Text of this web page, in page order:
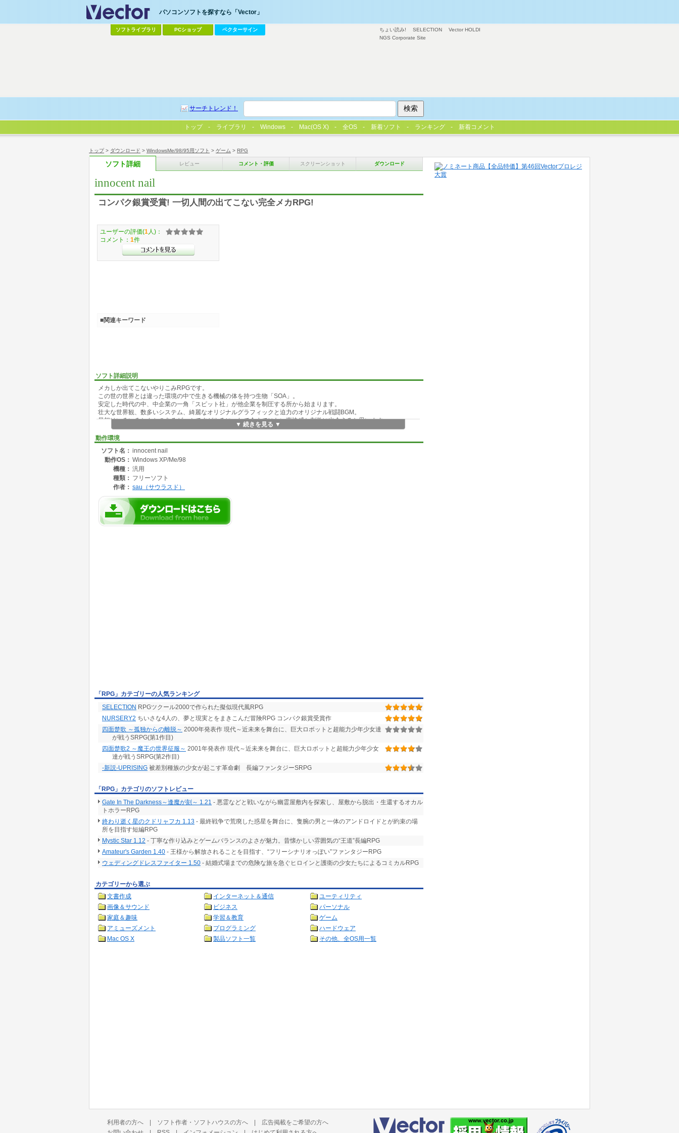
トップ> ダウンロード > WindowsMe/98/95用ソフト > ゲーム > RPG
ソフト詳細 レビュー コメント・評価 スクリーンショット ダウンロード
innocent nail
コンパク銀賞受賞! 一切人間の出てこない完全メカRPG!
ソフト詳細説明
メカしか出てこないやりこみRPGです。
この世の世界とは違った環境の中で生きる機械の体を持つ生物「SOA」。
安定した時代の中、中企業の一角「スピット社」が他企業を制圧する所から始まります。
壮大な世界観、数多いシステム、綺麗なオリジナルグラフィックと迫力のオリジナル戦闘BGM。
最初はいろいろとクセのあるゲームですがやるにつれて今までにない爽快感と刺激に出会えると思います。
▼ 続きを見る ▼
動作環境
ソフト名： innocent nail
動作OS： Windows XP/Me/98
機種： 汎用
種類： フリーソフト
作者： sau（サウラスド）
ユーザーの評価(1 人)：
コメント： 1件
■関連キーワード
「RPG」カテゴリーの人気ランキング
SELECTION RPGツクール2000で作られた擬似現代風RPG
NURSERY2 ちいさな4人の、夢と現実とをまきこんだ冒険RPG コンパク銀賞受賞作
四面楚歌 ～孤独からの離脱～ 2000年発表作 現代～近未来を舞台に、巨大ロボットと超能力少年少女達
が戦うSRPG(第1作目)
四面楚歌2 ～魔王の世界征服～ 2001年発表作 現代～近未来を舞台に、巨大ロボットと超能力少年少女
達が戦うSRPG(第2作目)
-新説-UPRISING 被差別種族の少女が起こす革命劇 長編ファンタジーSRPG
「RPG」カテゴリのソフトレビュー
Gate In The Darkness～逢魔が刻～ 1.21 - 悪霊などと戦いながら幽霊屋敷内を探索し、屋敷から脱出・生還するオカル
トホラーRPG
終わり逝く星のクドリャフカ 1.13 - 最終戦争で荒廃した惑星を舞台に、隻腕の男と一体のアンドロイドとが約束の場
所を目指す短編RPG
Mystic Star 1.12 - 丁寧な作り込みとゲームバランスのよさが魅力。昔懐かしい雰囲気の“王道”長編RPG
Amateur's Garden 1.40 - 王様から解放されることを目指す、“フリーシナリオっぽい”ファンタジーRPG
ウェディングドレスファイター 1.50 - 結婚式場までの危険な旅を急ぐヒロインと護衛の少女たちによるコミカルRPG
カテゴリーから選ぶ
文書作成
インターネット＆通信
ユーティリティ
画像＆サウンド
ビジネス
パーソナル
家庭＆趣味
学習＆教育
ゲーム
アミューズメント
プログラミング
ハードウェア
Mac OS X
製品ソフト一覧 その他、全OS用一覧
ちょい読み! SELECTION
Vector HOLDI
NGS Corporate Site
パソコンソフトを探すなら「Vector」
ソフトライブラリ PCショップ ベクターサイン
サーチトレンド！
トップ ライブラリ Windows Mac(OS X) 全OS 新着ソフト ランキング 新着コメント
利用者の方へ | ソフト作者・ソフトハウスの方へ | 広告掲載をご希望の方へ